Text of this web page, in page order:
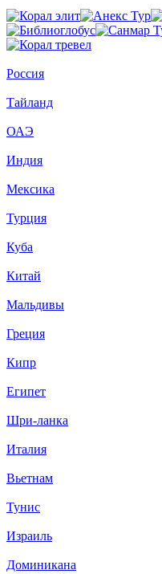
Россия
Тайланд
ОАЭ
Индия
Мексика
Турция
Куба
Китай
Мальдивы
Греция
Кипр
Египет
Шри-ланка
Италия
Вьетнам
Тунис
Израиль
Доминикана